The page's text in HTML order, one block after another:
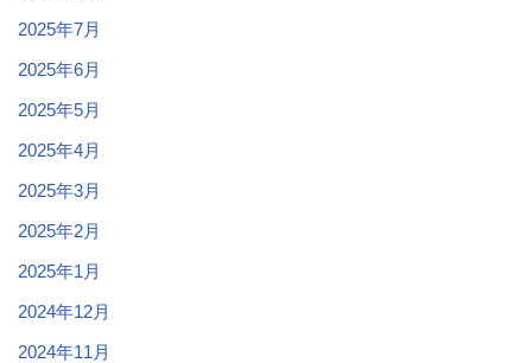
2025年7月
2025年6月
2025年5月
2025年4月
2025年3月
2025年2月
2025年1月
2024年12月
2024年11月